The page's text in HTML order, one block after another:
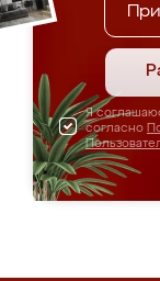
Я
согласно